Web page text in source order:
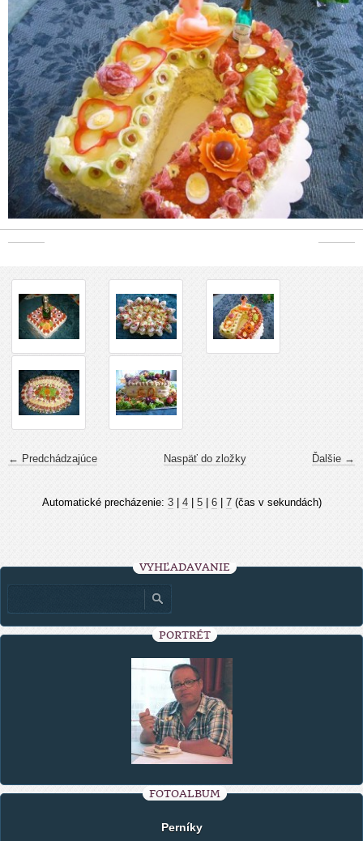
← Predchádzajúce Ďalšie →
Naspäť do zložky
Automatické precházenie: 3| 4| 5| 6| 7(čas v sekundách)
VYHĽADÁVANIE
PORTRÉT
FOTOALBUM
Perníky